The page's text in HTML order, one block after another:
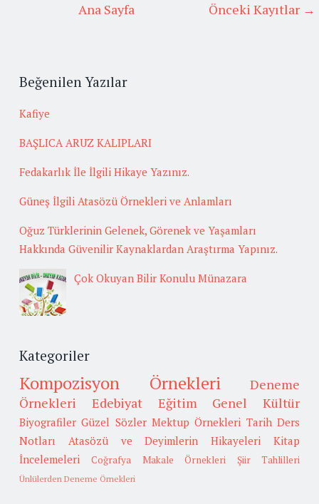
Önceki Kayıtlar →
Ana Sayfa
Beğenilen Yazılar
Kafiye
BAŞLICA ARUZ KALIPLARI
Fedakarlık İle İlgili Hikaye Yazınız.
Güneş İlgili Atasözü Örnekleri ve Anlamları
Oğuz Türklerinin Gelenek, Görenek ve Yaşamları
Hakkında Güvenilir Kaynaklardan Araştırma Yapınız.
Çok Okuyan Bilir Konulu Münazara
Kategoriler
Kompozisyon Örnekleri
Deneme
Örnekleri
Edebiyat Eğitim Genel Kültür
Biyografiler Güzel Sözler Mektup Örnekleri Tarih Ders
Notları
Atasözü ve Deyimlerin Hikayeleri
Kitap
İncelemeleri
Coğrafya Makale Örnekleri Şiir Tahlilleri
Ünlülerden Deneme Örnekleri